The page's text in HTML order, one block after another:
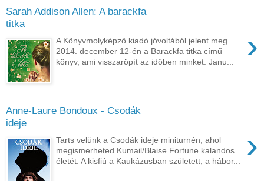
Sarah Addison Allen: A barackfa
titka
›
A Könyvmolyképző kiadó jóvoltából jelent meg
2014. december 12-én a Barackfa titka című
könyv, ami visszaröpít az időben minket. Janu...
Anne-Laure Bondoux - Csodák
ideje
›
Tarts velünk a Csodák ideje miniturnén, ahol
megismerheted Kumail/Blaise Fortune kalandos
életét. A kisfiú a Kaukázusban született, a hábor...